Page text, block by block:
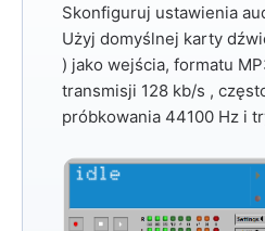
Skonfiguruj ustawienia
Użyj domyślnej karty
) jako wejścia, formatu
transmisji 128 kb/s ,
próbkowania 44100 Hz i